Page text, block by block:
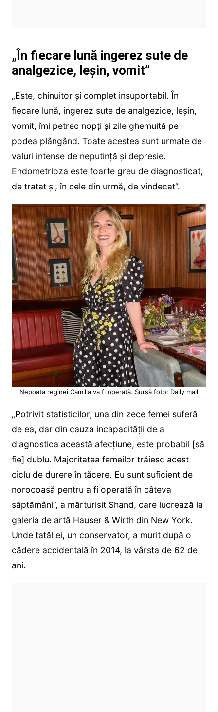
„În fiecare lună ingerez sute de
analgezice, leșin, vomit”
„Este, chinuitor și complet insuportabil. În
fiecare lună, ingerez sute de analgezice, leșin,
vomit, îmi petrec nopți și zile ghemuită pe
podea plângând. Toate acestea sunt urmate de
valuri intense de neputință și depresie.
Endometrioza este foarte greu de diagnosticat,
de tratat și, în cele din urmă, de vindecat”.
Nepoata reginei Camilla va fi operată. Sursă foto: Daily mail
„Potrivit statisticilor, una din zece femei suferă
de ea, dar din cauza incapacității de a
diagnostica această afecțiune, este probabil [să
fie] dublu. Majoritatea femeilor trăiesc acest
ciclu de durere în tăcere. Eu sunt suficient de
norocoasă pentru a fi operată în câteva
săptămâni”, a mărturisit Shand, care lucrează la
galeria de artă Hauser & Wirth din New York.
Unde tatăl ei, un conservator, a murit după o
cădere accidentală în 2014, la vârsta de 62 de
ani.